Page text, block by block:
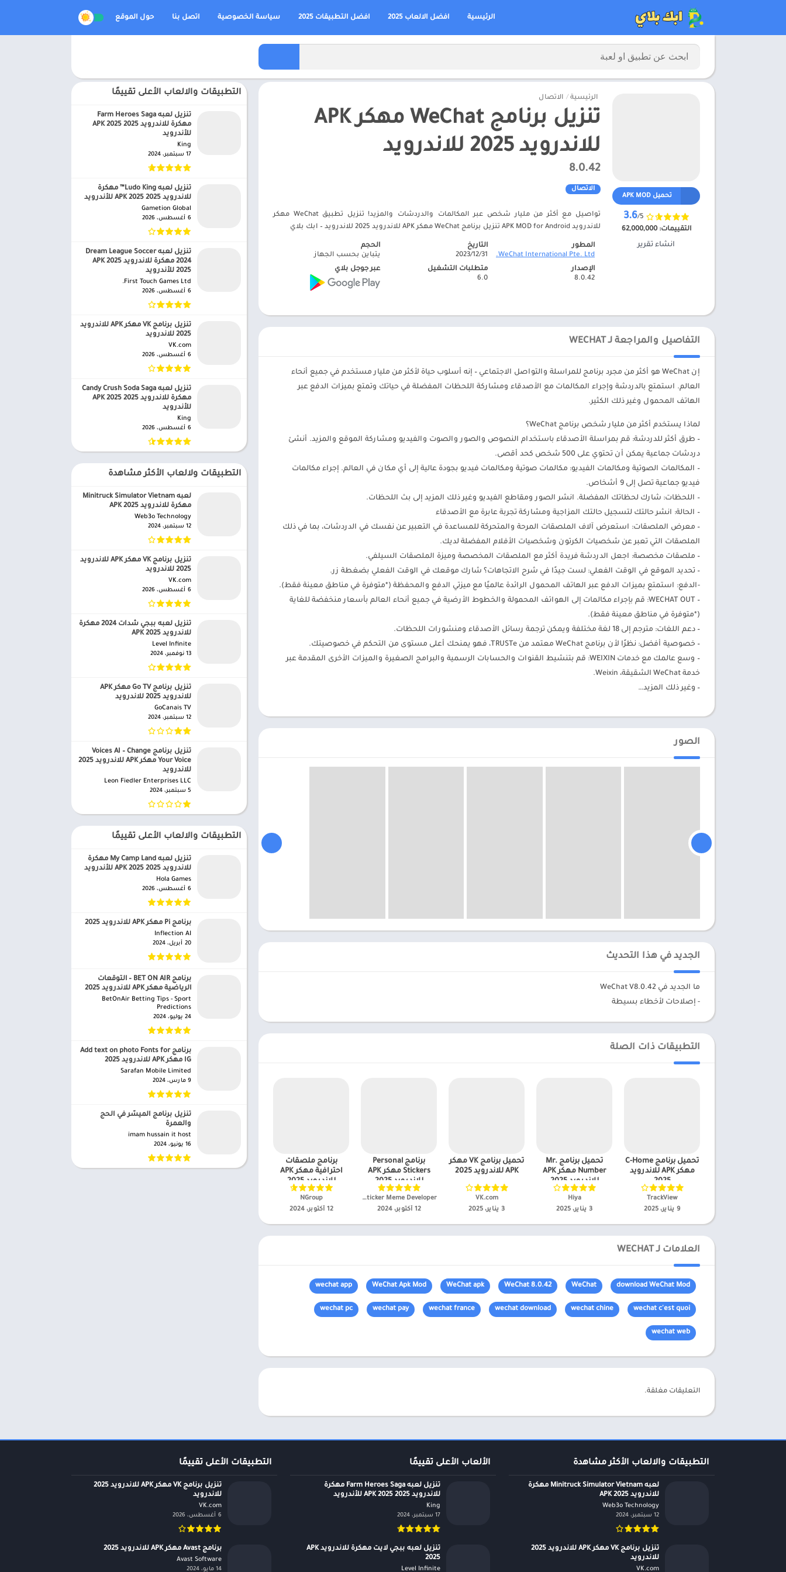
الرئيسية افضل الالعاب 2025 افضل التطبيقات 2025 سياسة الخصوصية اتصل بنا حول الموقع
الرئيسية / الاتصال
تنزيل برنامج WeChat مهكر APK
للاندرويد 2025 للاندرويد
8.0.42
الاتصال
تواصيل مع أكثر من مليار شخص عبر المكالمات والدردشات والمزيد! تنزيل تطبيق WeChat مهكر
للاندرويد APK MOD for Android تنزيل برنامج WeChat مهكر APK للاندرويد 2025 للاندرويد – ابك بلاي
تحميل APK MOD
3.6/5
التقييمات:62,000,000
انشاء تقرير
المطور
WeChat International Pte. Ltd.‏
التاريخ
31‏/12‏/2023
الحجم
يتباين بحسب الجهاز
الإصدار
8.0.42
متطلبات التشغيل
6.0
عبر جوجل بلاي
التفاصيل والمراجعة لـ WECHAT
إن WeChat هو أكثر من مجرد برنامج للمراسلة والتواصل الاجتماعي – إنه أسلوب حياة لأكثر من مليار مستخدم في جميع أنحاء
العالم. استمتع بالدردشة وإجراء المكالمات مع الأصدقاء ومشاركة اللحظات المفضلة في حياتك وتمتع بميزات الدفع عبر
الهاتف المحمول وغير ذلك الكثير.
لماذا يستخدم أكثر من مليار شخص برنامج WeChat؟
– طرق أكثر للدردشة: قم بمراسلة الأصدقاء باستخدام النصوص والصور والصوت والفيديو ومشاركة الموقع والمزيد. أنشئ
دردشات جماعية يمكن أن تحتوي على 500 شخص كحد أقصى.
– المكالمات الصوتية ومكالمات الفيديو: مكالمات صوتية ومكالمات فيديو بجودة عالية إلى أي مكان في العالم. إجراء مكالمات
فيديو جماعية تصل إلى 9 أشخاص.
– اللحظات: شارك لحظاتك المفضلة. انشر الصور ومقاطع الفيديو وغير ذلك المزيد إلى بث اللحظات.
– الحالة: انشر حالتك لتسجيل حالتك المزاجية ومشاركة تجربة عابرة مع الأصدقاء
– معرض الملصقات: استعرض آلاف الملصقات المرحة والمتحركة للمساعدة في التعبير عن نفسك في الدردشات، بما في ذلك
الملصقات التي تعبر عن شخصيات الكرتون وشخصيات الأفلام المفضلة لديك.
– ملصقات مخصصة: اجعل الدردشة فريدة أكثر مع الملصقات المخصصة وميزة الملصقات السيلفي.
– تحديد الموقع في الوقت الفعلي: لست جيدًا في شرح الاتجاهات؟ شارك موقعك في الوقت الفعلي بضغطة زر.
-الدفع: استمتع بميزات الدفع عبر الهاتف المحمول الرائدة عالميًا مع ميزتي الدفع والمحفظة (*متوفرة في مناطق معينة فقط).
– WECHAT OUT: قم بإجراء مكالمات إلى الهواتف المحمولة والخطوط الأرضية في جميع أنحاء العالم بأسعار منخفضة للغاية
(*متوفرة في مناطق معينة فقط).
– دعم اللغات: مترجم إلى 18 لغة مختلفة ويمكن ترجمة رسائل الأصدقاء ومنشورات اللحظات.
– خصوصية أفضل: نظرًا لأن برنامج WeChat معتمد من TRUSTe، فهو يمنحك أعلى مستوى من التحكم في خصوصيتك.
– وسع عالمك مع خدمات WEIXIN: قم بتنشيط القنوات والحسابات الرسمية والبرامج الصغيرة والميزات الأخرى المقدمة عبر
خدمة WeChat الشقيقة، Weixin.
– وغير ذلك المزيد…
الصور
الجديد في هذا التحديث
ما الجديد في WeChat V8.0.42
- إصلاحات لأخطاء بسيطة
التطبيقات ذات الصلة
تحميل برنامج C-Home
مهكر APK للاندرويد
2025
TrackView‏
9 يناير، 2025
تحميل برنامج Mr.
Number مهكر APK
للاندرويد 2025
Hiya‏
3 يناير، 2025
تحميل برنامج VK مهكر
APK للاندرويد 2025
VK.com‏
3 يناير، 2025
برنامج Personal
Stickers مهكر APK
للاندرويد 2025
Personal Sticker Meme Developer‏
12 أكتوبر، 2024
برنامج ملصقات
احترافية مهكر APK
للاندرويد 2025
NGroup‏
12 أكتوبر، 2024
العلامات لـ WECHAT
download WeChat Mod
WeChat
WeChat 8.0.42
WeChat apk
WeChat Apk Mod
wechat app
wechat c'est quoi
wechat chine
wechat download
wechat france
wechat pay
wechat pc
wechat web
التعليقات مغلقة.
التطبيقات والالعاب الأعلى تقييمًا
تنزيل لعبه Farm Heroes Saga
مهكرة للاندرويد APK 2025 2025
للأندرويد
King‏
17 سبتمبر، 2024
تنزيل لعبه Ludo King™ مهكرة
للاندرويد APK 2025 2025 للأندرويد
Gametion Global‏
6 أغسطس، 2026
تنزيل لعبه Dream League Soccer
2024 مهكرة للاندرويد APK 2025
2025 للأندرويد
First Touch Games Ltd.‏
6 أغسطس، 2026
تنزيل برنامج VK مهكر APK للاندرويد
2025 للاندرويد
VK.com‏
6 أغسطس، 2026
تنزيل لعبه Candy Crush Soda Saga
مهكرة للاندرويد APK 2025 2025
للأندرويد
King‏
6 أغسطس، 2026
التطبيقات ولالعاب الأكثر مشاهدة
لعبه Minitruck Simulator Vietnam
مهكرة للاندرويد APK 2025
Web3o Technology‏
12 سبتمبر، 2024
تنزيل برنامج VK مهكر APK للاندرويد
2025 للاندرويد
VK.com‏
6 أغسطس، 2026
تنزيل لعبه ببجي شدات 2024 مهكرة
للاندرويد APK 2025
Level Infinite‏
13 نوفمبر، 2024
تنزيل برنامج Go TV مهكر APK
للاندرويد 2025 للاندرويد
GoCanais TV‏
12 سبتمبر، 2024
تنزيل برنامج Voices AI – Change
Your Voice مهكر APK للاندرويد 2025
للاندرويد
Leon Fiedler Enterprises LLC‏
5 سبتمبر، 2024
التطبيقات والالعاب الأعلى تقييمًا
تنزيل لعبه My Camp Land مهكرة
للاندرويد APK 2025 2025 للأندرويد
Hola Games‏
6 أغسطس، 2026
برنامج Pi مهكر APK للاندرويد 2025
Inflection AI‏
20 أبريل، 2024
برنامج BET ON AIR – التوقعات
الرياضية مهكر APK للاندرويد 2025
BetOnAir Betting Tips - Sport
Predictions‏
24 يوليو، 2024
برنامج Add text on photo Fonts for
IG مهكر APK للاندرويد 2025
Sarafan Mobile Limited‏
9 مارس، 2024
تنزيل برنامج الميسّر في الحج
والعمرة
imam hussain it host‏
16 يونيو، 2024
التطبيقات الأعلى تقييمًا
تنزيل برنامج VK مهكر APK للاندرويد 2025
للاندرويد
VK.com‏
6 أغسطس، 2026
برنامج Avast مهكر APK للاندرويد 2025
Avast Software‏
14 مايو، 2024
الألعاب الأعلى تقييمًا
تنزيل لعبه Farm Heroes Saga مهكرة
للاندرويد APK 2025 2025 للأندرويد
King‏
17 سبتمبر، 2024
تنزيل لعبه ببجي لايت مهكرة للاندرويد APK
2025
Level Infinite‏
التطبيقات والالعاب الأكثر مشاهدة
لعبه Minitruck Simulator Vietnam مهكرة
للاندرويد APK 2025
Web3o Technology‏
12 سبتمبر، 2024
تنزيل برنامج VK مهكر APK للاندرويد 2025
للاندرويد
VK.com‏